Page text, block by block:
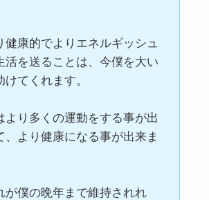
健康的でよりエネルギッシュ
活を送ることは、今僕を大い
けてくれます。
より多くの運動をする事が出
、より健康になる事が出来ま
が僕の晩年まで維持されれ